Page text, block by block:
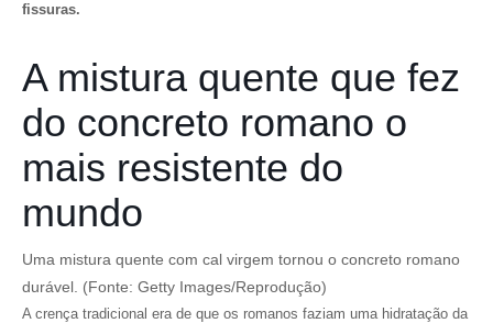
fissuras.
A mistura quente que fez
do concreto romano o
mais resistente do
mundo
Uma mistura quente com cal virgem tornou o concreto romano
durável. (Fonte: Getty Images/Reprodução)
A crença tradicional era de que os romanos faziam uma hidratação da